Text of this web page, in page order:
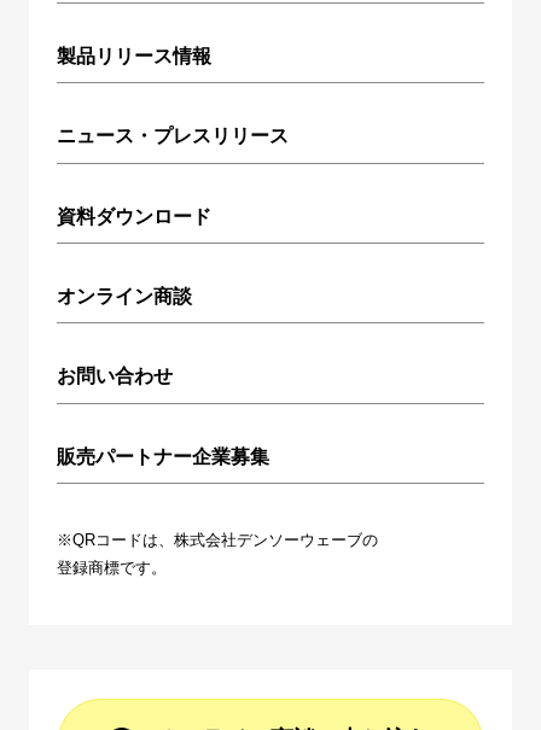
製品リリース情報
ニュース・プレスリリース
資料ダウンロード
オンライン商談
お問い合わせ
販売パートナー企業募集
※QRコードは、株式会社デンソーウェーブの
登録商標です。